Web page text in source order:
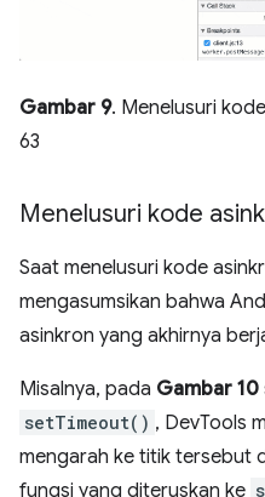
Gambar 9. Menelusuri
63
Menelusuri kode
Saat menelusuri kode
mengasumsikan bahwa
asinkron yang akhirnya
Misalnya, pada Gambar 10
setTimeout() , DevTools
mengarah ke titik tersebut
fungsi yang diteruskan ke